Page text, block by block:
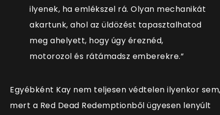
ilyenek, ha emlékszel rá. Olyan mechanikát
akartunk, ahol az üldözést tapasztalhatod
meg ahelyett, hogy úgy éreznéd,
motorozol és rátámadsz emberekre.”
Egyébként Kay nem teljesen védtelen ilyenkor
mert a Red Dead Redemptionből ügyesen lenyúlt